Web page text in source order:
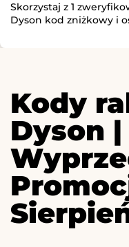
Skorzystaj z 1
Dyson kod zniżkowy i
Kody
Dyson |